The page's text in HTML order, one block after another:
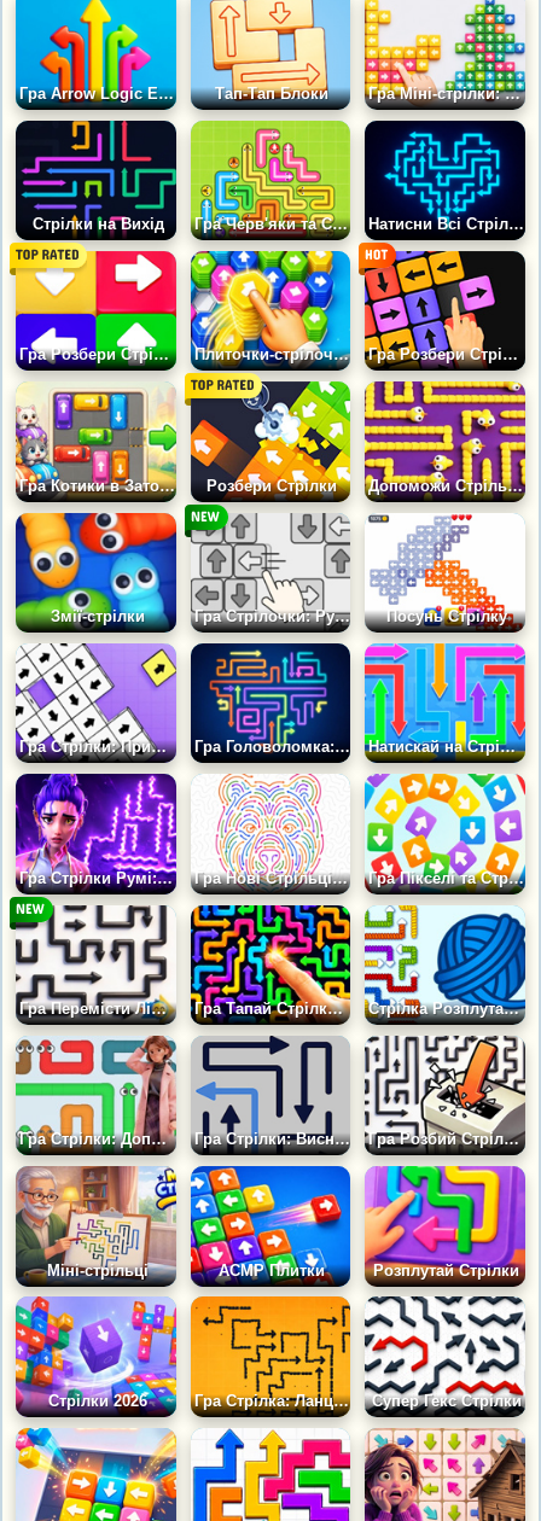
Гра Arrow Logic Escape: Головоломка Лабіринт Тап-Тап Блоки Гра Міні-стрілки: Сорт-пазл
Стрілки на Вихід Гра Черв'яки та Стрілки: Розплутай Усіх Натисни Всі Стрілки
Гра Розбери Стрілки: Головоломка Плиточки-стрілочки Гра Розбери Стрілки: Прокачай Мозок
Гра Котики в Заторі: Стрілки Розбери Стрілки Допоможи Стрільцю Втекти
Змії-стрілки Гра Стрілочки: Рухай і Розбирай Посунь Стрілку
Гра Стрілки: Прибери Блоки Гра Головоломка: Стрілки та Змійки Натискай на Стрілки
Гра Стрілки Румі: Позбав її Знаків Гра Нові Стрільці: Розплутуй Головоломку Гра Пікселі та Стрілки: Розбери Пазл
Гра Перемісти Лінії: Рятуй Гра Тапай Стрілки: Нові Рівні Стрілка Розплутай Клубок
Гра Стрілки: Допоможи Цій Родині Гра Стрілки: Висновок і З'єднання Гра Розбий Стрілки: Ліні Лабіринт
Міні-стрільці АСМР Плитки Розплутай Стрілки
Стрілки 2026 Гра Стрілка: Ланцюгова Реакція Супер Гекс Стрілки